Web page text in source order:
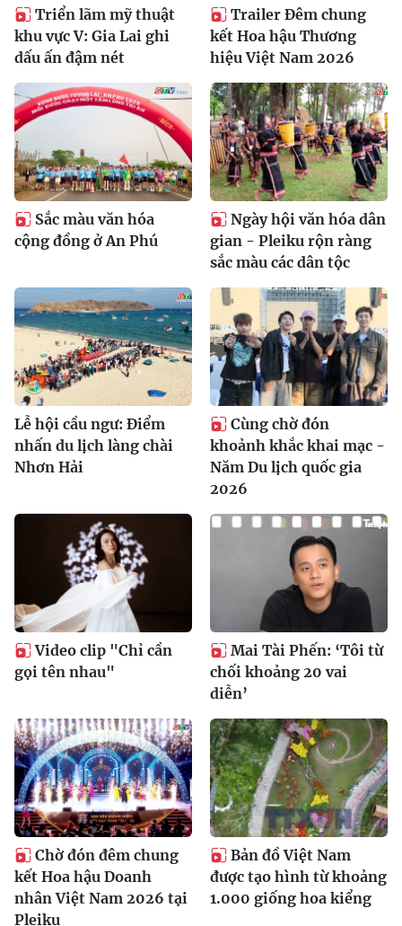
Triển lãm mỹ thuật
khu vực V: Gia Lai ghi
dấu ấn đậm nét
Trailer Đêm chung
kết Hoa hậu Thương
hiệu Việt Nam 2026
Sắc màu văn hóa
cộng đồng ở An Phú
Ngày hội văn hóa dân
gian - Pleiku rộn ràng
sắc màu các dân tộc
Lễ hội cầu ngư: Điểm
nhấn du lịch làng chài
Nhơn Hải
Cùng chờ đón
khoảnh khắc khai mạc -
Năm Du lịch quốc gia
2026
Video clip "Chỉ cần
gọi tên nhau"
Mai Tài Phến: ‘Tôi từ
chối khoảng 20 vai
diễn’
Chờ đón đêm chung
kết Hoa hậu Doanh
nhân Việt Nam 2026 tại
Pleiku
Bản đồ Việt Nam
được tạo hình từ khoảng
1.000 giống hoa kiểng